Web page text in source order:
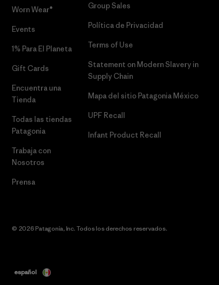
Worn Wear®
Events
1% Para El Planeta
Gift Cards
Encuentra una
Tienda
Todas las tiendas
Patagonia
Trabaja con
Nosotros
Prensa
Group Sales
Política de Privacidad
Terms of Use
Statement on Modern Slavery in
Supply Chain
Mapa del sitio Patagonia México
UPF Recall
Infant Product Recall
© 2026 Patagonia, Inc. Todos los derechos reservados.
español